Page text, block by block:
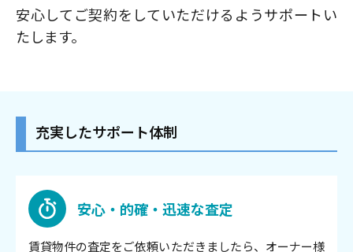
安心してご契約をしていただけるようサポートい
たします。
充実したサポート体制
安心・的確・迅速な査定
賃貸物件の査定をご依頼いただきましたら、オーナー様